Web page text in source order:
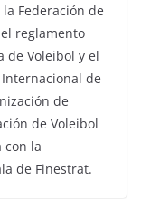
Federación de
reglamento
de Voleibol y el
de
de
de Voleibol
con la
de Finestrat.